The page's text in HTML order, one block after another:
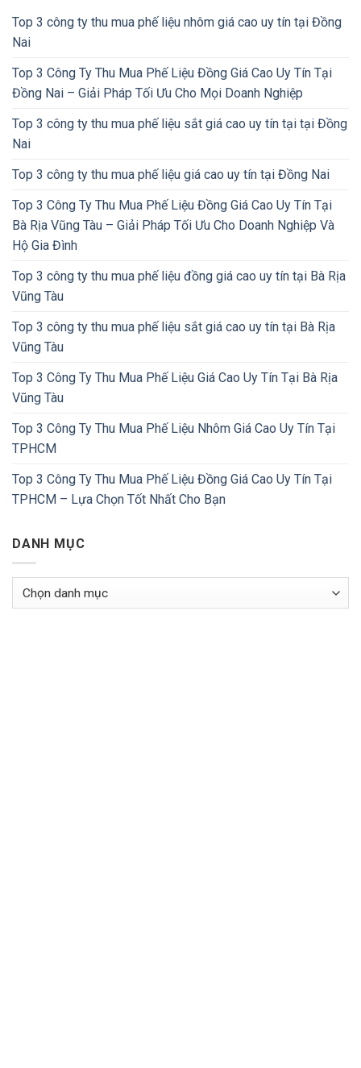
Top 3 công ty thu mua phế liệu nhôm giá cao uy tín tại Đồng
Nai
Top 3 Công Ty Thu Mua Phế Liệu Đồng Giá Cao Uy Tín Tại
Đồng Nai – Giải Pháp Tối Ưu Cho Mọi Doanh Nghiệp
Top 3 công ty thu mua phế liệu sắt giá cao uy tín tại tại Đồng
Nai
Top 3 công ty thu mua phế liệu giá cao uy tín tại Đồng Nai
Top 3 Công Ty Thu Mua Phế Liệu Đồng Giá Cao Uy Tín Tại
Bà Rịa Vũng Tàu – Giải Pháp Tối Ưu Cho Doanh Nghiệp Và
Hộ Gia Đình
Top 3 công ty thu mua phế liệu đồng giá cao uy tín tại Bà Rịa
Vũng Tàu
Top 3 công ty thu mua phế liệu sắt giá cao uy tín tại Bà Rịa
Vũng Tàu
Top 3 Công Ty Thu Mua Phế Liệu Giá Cao Uy Tín Tại Bà Rịa
Vũng Tàu
Top 3 Công Ty Thu Mua Phế Liệu Nhôm Giá Cao Uy Tín Tại
TPHCM
Top 3 Công Ty Thu Mua Phế Liệu Đồng Giá Cao Uy Tín Tại
TPHCM – Lựa Chọn Tốt Nhất Cho Bạn
DANH MỤC
Danh
Mục